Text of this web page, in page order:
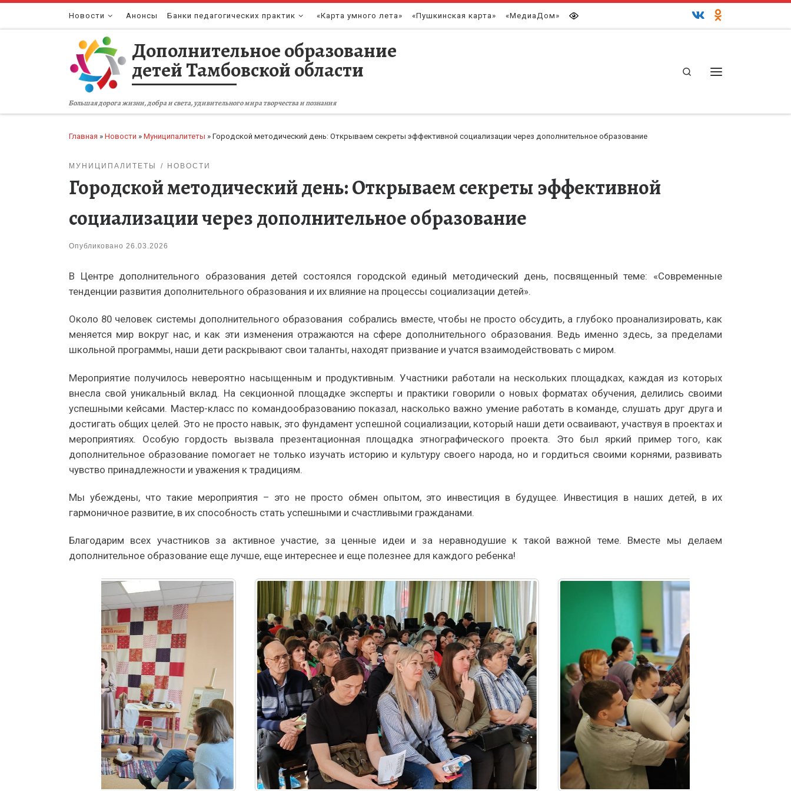
Перейти к содержимому
Новости Анонсы Банки педагогических практик «Карта умного лета» «Пушкинская карта» «МедиаДом»
Дополнительное образование
детей Тамбовской области
Большая дорога жизни, добра и света, удивительного мира творчества и познания
Search
Главная » Новости » Муниципалитеты » Городской методический день: Открываем секреты эффективной социализации через дополнительное образование
МУНИЦИПАЛИТЕТЫ НОВОСТИ
Городской методический день: Открываем секреты эффективной
социализации через дополнительное образование
Опубликовано 26.03.2026
В Центре дополнительного образования детей состоялся городской единый методический день, посвященный теме: «Современные
тенденции развития дополнительного образования и их влияние на процессы социализации детей».
Около 80 человек системы дополнительного образования собрались вместе, чтобы не просто обсудить, а глубоко проанализировать, как
меняется мир вокруг нас, и как эти изменения отражаются на сфере дополнительного образования. Ведь именно здесь, за пределами
школьной программы, наши дети раскрывают свои таланты, находят призвание и учатся взаимодействовать с миром.
Мероприятие получилось невероятно насыщенным и продуктивным. Участники работали на нескольких площадках, каждая из которых
внесла свой уникальный вклад. На секционной площадке эксперты и практики говорили о новых форматах обучения, делились своими
успешными кейсами. Мастер-класс по командообразованию показал, насколько важно умение работать в команде, слушать друг друга и
достигать общих целей. Это не просто навык, это фундамент успешной социализации, который наши дети осваивают, участвуя в проектах и
мероприятиях. Особую гордость вызвала презентационная площадка этнографического проекта. Это был яркий пример того, как
дополнительное образование помогает не только изучать историю и культуру своего народа, но и гордиться своими корнями, развивать
чувство принадлежности и уважения к традициям.
Мы убеждены, что такие мероприятия – это не просто обмен опытом, это инвестиция в будущее. Инвестиция в наших детей, в их
гармоничное развитие, в их способность стать успешными и счастливыми гражданами.
Благодарим всех участников за активное участие, за ценные идеи и за неравнодушие к такой важной теме. Вместе мы делаем
дополнительное образование еще лучше, еще интереснее и еще полезнее для каждого ребенка!